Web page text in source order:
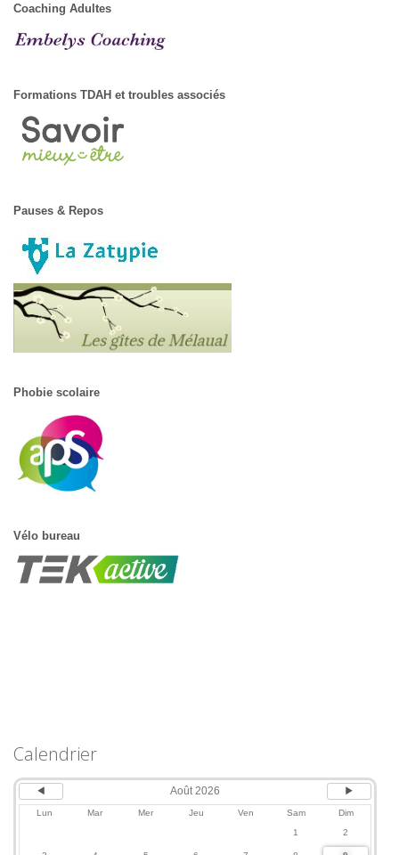
Coaching Adultes
Formations TDAH et troubles associés
Pauses & Repos
Phobie scolaire
Vélo bureau
Calendrier
Août 2026
Lun Mar Mer Jeu Ven Sam
Dim
1
2